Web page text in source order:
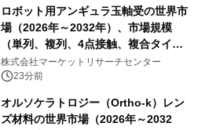
ロボット用アンギュラ玉軸受の世界市
場（2026年～2032年）、市場規模
（単列、複列、4点接触、複合タイ
プ）・分析レポートを発表
株式会社マーケットリサーチセンター
23分前
オルソケラトロジー（Ortho-k）レン
ズ材料の世界市場（2026年～2032